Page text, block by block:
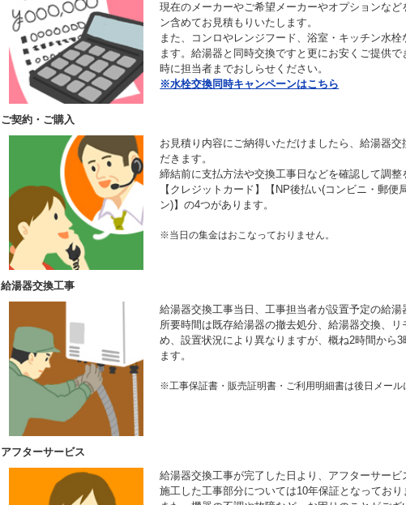
現在のメーカーやご希望メーカーやオプションな
ン含めてお見積もりいたします。
また、コンロやレンジフード、浴室・キッチン水
ます。給湯器と同時交換ですと更にお安くご提供
時に担当者までおしらせください。
※水栓交換同時キャンペーンはこちら
ご契約・ご購入
お見積り内容にご納得いただけましたら、給湯器
だきます。
締結前に支払方法や交換工事日などを確認して調整
【クレジットカード】【NP後払い(コンビニ・郵
ン)】の4つがあります。
※当日の集金はおこなっておりません。
給湯器交換工事
給湯器交換工事当日、工事担当者が設置予定の給湯
所要時間は既存給湯器の撤去処分、給湯器交換、
め、設置状況により異なりますが、概ね2時間から
ます。
※工事保証書・販売証明書・ご利用明細書は後日メール
アフターサービス
給湯器交換工事が完了した日より、アフターサー
施工した工事部分については10年保証となっており